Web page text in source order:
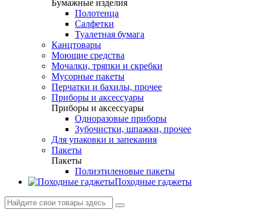
Бумажные изделия
Полотенца
Салфетки
Туалетная бумага
Канцтовары
Моющие средства
Мочалки, тряпки и скребки
Мусорные пакеты
Перчатки и бахилы, прочее
Приборы и аксессуары
Приборы и аксессуары
Одноразовые приборы
Зубочистки, шпажки, прочее
Для упаковки и запекания
Пакеты
Пакеты
Полиэтиленовые пакеты
Походные гаджеты